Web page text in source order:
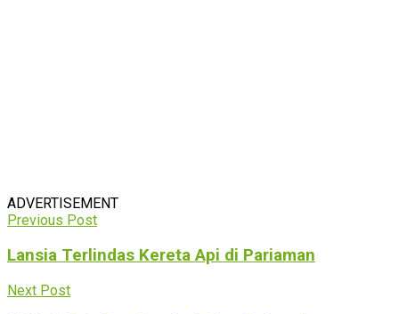
ADVERTISEMENT
Previous Post
Lansia Terlindas Kereta Api di Pariaman
Next Post